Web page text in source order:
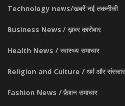
Technology news/खबरें नई तकनीकी
Business News / ख़बर कारोबार
Health News / स्वास्थ्य समाचार
Religion and Culture / धर्म और संस्कार
Fashion News / फ़ैशन समाचार